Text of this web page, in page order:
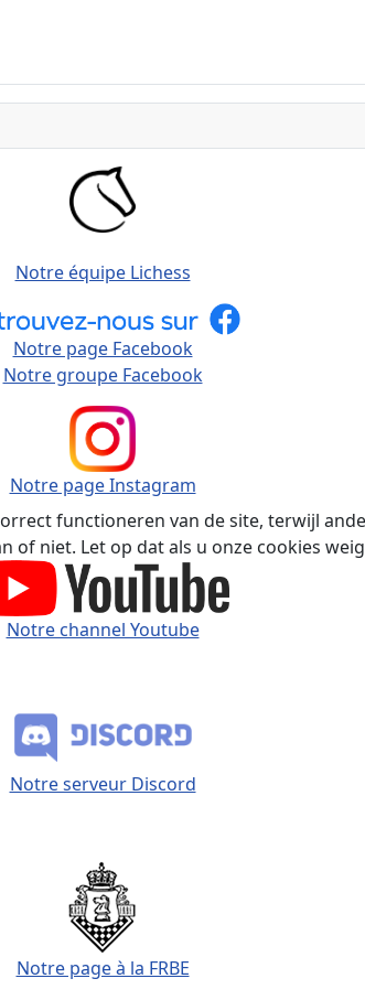
Notre équipe Lichess
Notre page Facebook
Notre groupe Facebook
Notre page Instagram
Notre channel Youtube
Notre serveur Discord
Notre page à la FRBE
functioneren van de site, terwijl
niet. Let op dat als u onze cookies